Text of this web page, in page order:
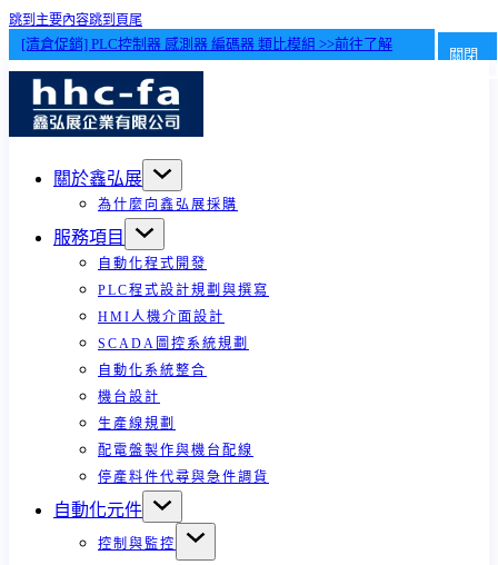
跳到主要內容跳到頁尾
[清倉促銷] PLC控制器 感測器 編碼器 類比模組 >>前往了解
關閉
關於鑫弘展
為什麼向鑫弘展採購
服務項目
自動化程式開發
PLC程式設計規劃與撰寫
HMI人機介面設計
SCADA圖控系統規劃
自動化系統整合
機台設計
生產線規劃
配電盤製作與機台配線
停產料件代尋與急件調貨
自動化元件
控制與監控